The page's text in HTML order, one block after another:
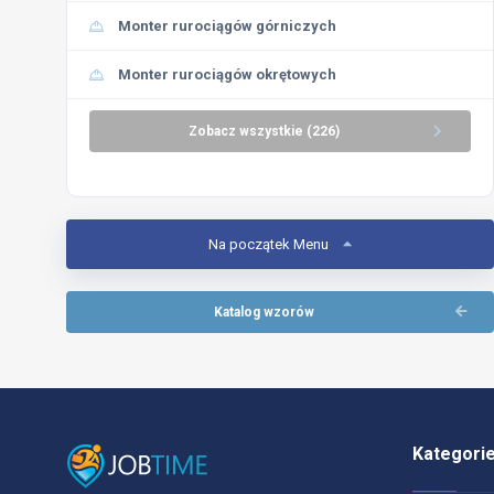
Monter rurociągów górniczych
Monter rurociągów okrętowych
Zobacz wszystkie (226)
Na początek Menu
Katalog wzorów